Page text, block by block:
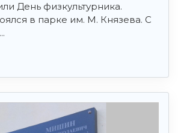
День физкультурника.
в парке им. М. Князева. С